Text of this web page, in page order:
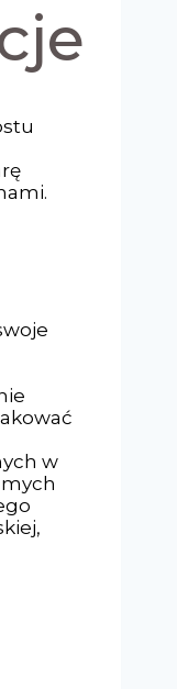
w